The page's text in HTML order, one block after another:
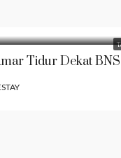
Tidur Dekat